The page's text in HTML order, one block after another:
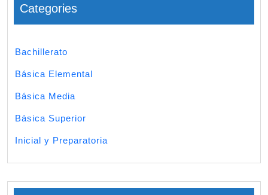
Categories
Bachillerato
Básica Elemental
Básica Media
Básica Superior
Inicial y Preparatoria